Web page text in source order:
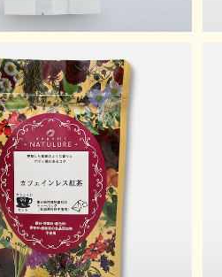
ェインレス紅茶
¥950